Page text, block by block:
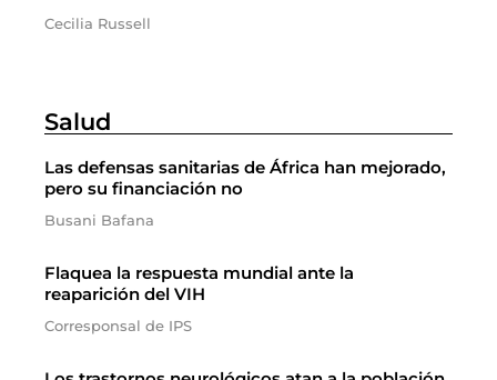
Cecilia Russell
Salud
Las defensas sanitarias de África han mejorado,
pero su financiación no
Busani Bafana
Flaquea la respuesta mundial ante la
reaparición del VIH
Corresponsal de IPS